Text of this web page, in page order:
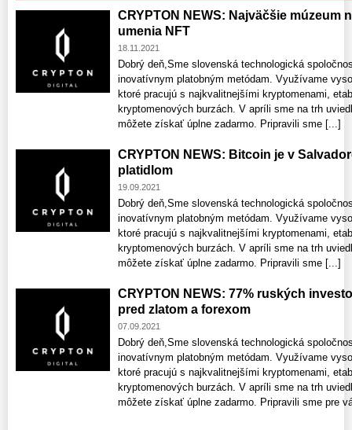
CRYPTON NEWS: Najväčšie múzeum
umenia NFT
18.11.2021
Dobrý deň,Sme slovenská technologická
inovatívnym platobným metódam. Využívame
ktoré pracujú s najkvalitnejšími kryptomenami,
kryptomenových burzách. V apríli sme na trh
môžete získať úplne zadarmo. Pripravili sme [...]
CRYPTON NEWS: Bitcoin je v
platidlom
19.09.2021
Dobrý deň,Sme slovenská technologická
inovatívnym platobným metódam. Využívame
ktoré pracujú s najkvalitnejšími kryptomenami,
kryptomenových burzách. V apríli sme na trh
môžete získať úplne zadarmo. Pripravili sme [...]
CRYPTON NEWS: 77% ruských
pred zlatom a forexom
07.09.2021
Dobrý deň,Sme slovenská technologická
inovatívnym platobným metódam. Využívame
ktoré pracujú s najkvalitnejšími kryptomenami,
kryptomenových burzách. V apríli sme na trh
môžete získať úplne zadarmo. Pripravili sme pre